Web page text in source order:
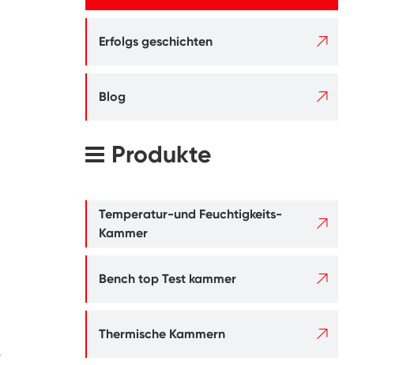
Erfolgs geschichten 
Blog 
Produkte
Temperatur-und Feuchtigkeits-
Kammer

Bench top Test kammer 
Thermische Kammern 